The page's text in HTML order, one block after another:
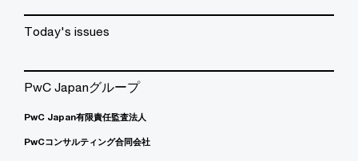
Today's issues
PwC Japanグループ
PwC Japan有限責任監査法人
PwCコンサルティング合同会社